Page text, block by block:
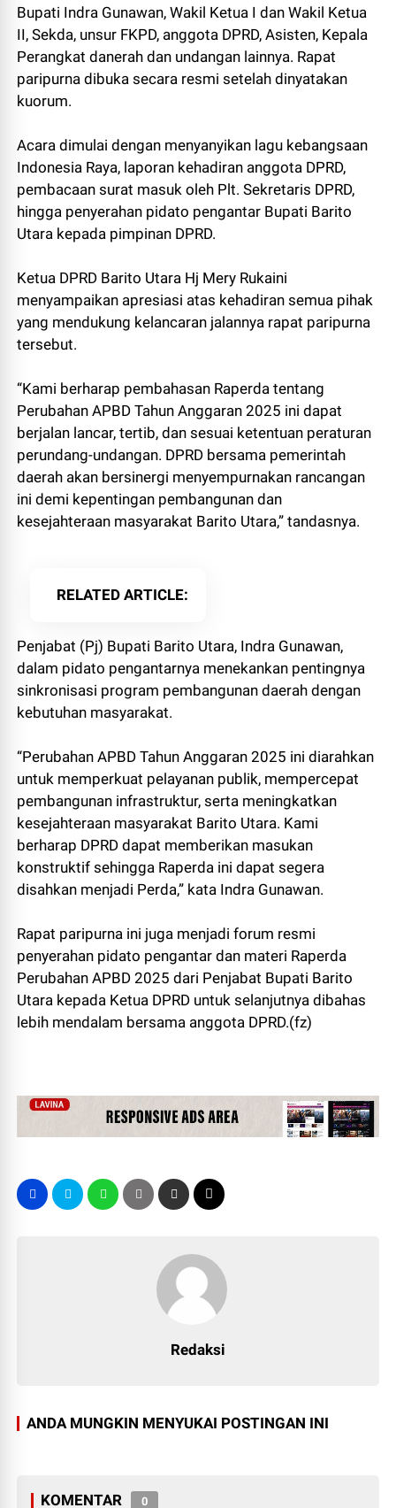
Bupati Indra Gunawan, Wakil Ketua I dan Wakil Ketua
II, Sekda, unsur FKPD, anggota DPRD, Asisten, Kepala
Perangkat danerah dan undangan lainnya. Rapat
paripurna dibuka secara resmi setelah dinyatakan
kuorum.
Acara dimulai dengan menyanyikan lagu kebangsaan
Indonesia Raya, laporan kehadiran anggota DPRD,
pembacaan surat masuk oleh Plt. Sekretaris DPRD,
hingga penyerahan pidato pengantar Bupati Barito
Utara kepada pimpinan DPRD.
Ketua DPRD Barito Utara Hj Mery Rukaini
menyampaikan apresiasi atas kehadiran semua pihak
yang mendukung kelancaran jalannya rapat paripurna
tersebut.
“Kami berharap pembahasan Raperda tentang
Perubahan APBD Tahun Anggaran 2025 ini dapat
berjalan lancar, tertib, dan sesuai ketentuan peraturan
perundang-undangan. DPRD bersama pemerintah
daerah akan bersinergi menyempurnakan rancangan
ini demi kepentingan pembangunan dan
kesejahteraan masyarakat Barito Utara,” tandasnya.
RELATED ARTICLE
Penjabat (Pj) Bupati Barito Utara, Indra Gunawan,
dalam pidato pengantarnya menekankan pentingnya
sinkronisasi program pembangunan daerah dengan
kebutuhan masyarakat.
“Perubahan APBD Tahun Anggaran 2025 ini diarahkan
untuk memperkuat pelayanan publik, mempercepat
pembangunan infrastruktur, serta meningkatkan
kesejahteraan masyarakat Barito Utara. Kami
berharap DPRD dapat memberikan masukan
konstruktif sehingga Raperda ini dapat segera
disahkan menjadi Perda,” kata Indra Gunawan.
Rapat paripurna ini juga menjadi forum resmi
penyerahan pidato pengantar dan materi Raperda
Perubahan APBD 2025 dari Penjabat Bupati Barito
Utara kepada Ketua DPRD untuk selanjutnya dibahas
lebih mendalam bersama anggota DPRD.(fz)
Redaksi
ANDA MUNGKIN MENYUKAI POSTINGAN INI
KOMENTAR 0